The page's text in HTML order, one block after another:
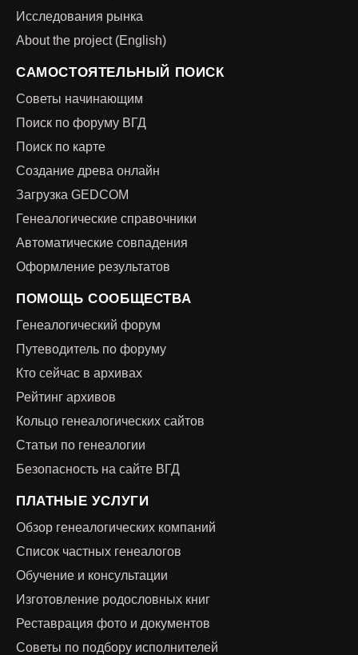
Исследования рынка
About the project (English)
САМОСТОЯТЕЛЬНЫЙ ПОИСК
Советы начинающим
Поиск по форуму ВГД
Поиск по карте
Создание древа онлайн
Загрузка GEDCOM
Генеалогические справочники
Автоматические совпадения
Оформление результатов
ПОМОЩЬ СООБЩЕСТВА
Генеалогический форум
Путеводитель по форуму
Кто сейчас в архивах
Рейтинг архивов
Кольцо генеалогических сайтов
Статьи по генеалогии
Безопасность на сайте ВГД
ПЛАТНЫЕ УСЛУГИ
Обзор генеалогических компаний
Список частных генеалогов
Обучение и консультации
Изготовление родословных книг
Реставрация фото и документов
Советы по подбору исполнителей